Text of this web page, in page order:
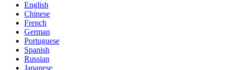
English
Chinese
French
German
Portuguese
Spanish
Russian
Japanese